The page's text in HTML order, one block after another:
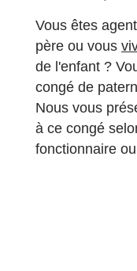
Vous êtes
père ou vous
de l'enfant ?
congé de
Nous vous
à ce congé
fonctionnaire